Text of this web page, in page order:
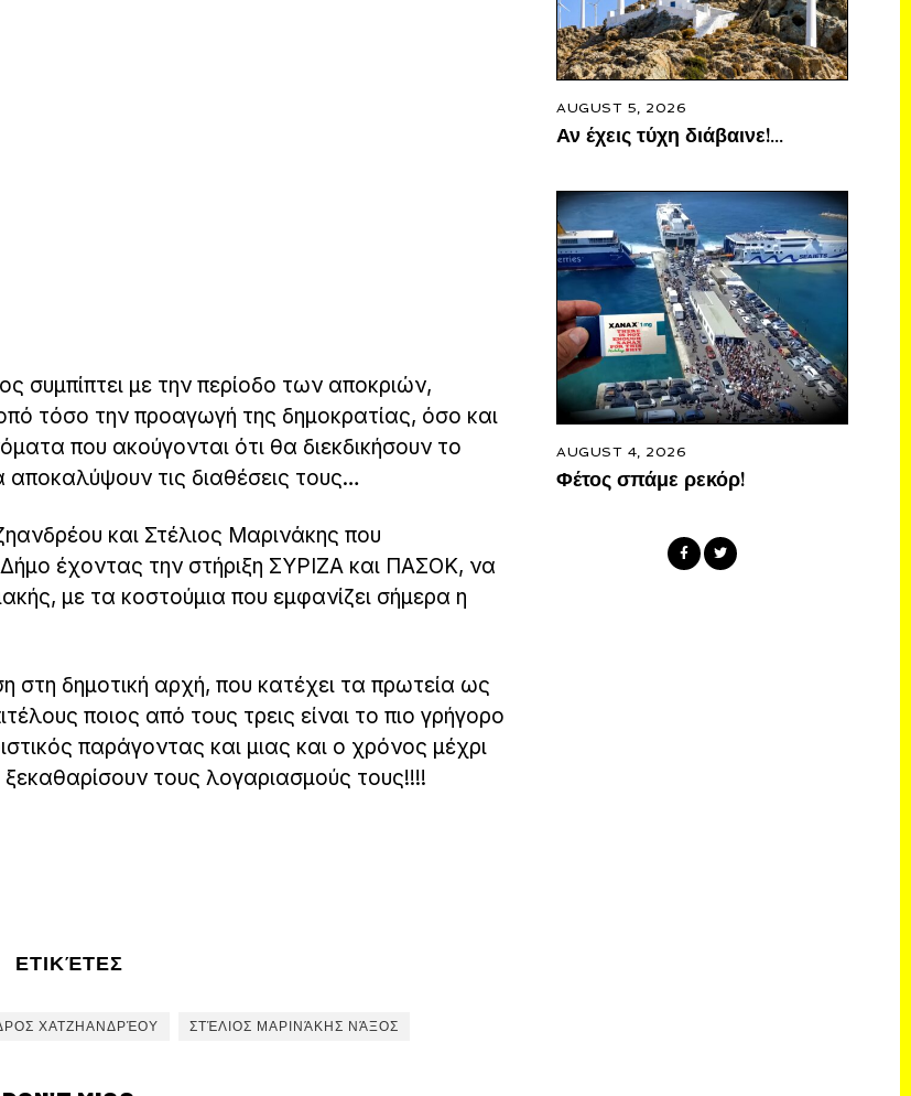
συμπίπτει με την περίοδο των αποκριών,
τόσο την προαγωγή της δημοκρατίας, όσο και
που ακούγονται ότι θα διεκδικήσουν το
τις διαθέσεις τους…
και Στέλιος Μαρινάκης που
Δήμο έχοντας την στήριξη ΣΥΡΙΖΑ και ΠΑΣΟΚ, να
με τα κοστούμια που εμφανίζει σήμερα η
στη δημοτική αρχή, που κατέχει τα πρωτεία ως
ποιος από τους τρεις είναι το πιο γρήγορο
παράγοντας και μιας και ο χρόνος μέχρι
ξεκαθαρίσουν τους λογαριασμούς τους!!!!
ΕΤΙΚΈΤΕΣ
ΧΑΤΖΗΑΝΔΡΈΟΥ ΣΤΈΛΙΟΣ ΜΑΡΙΝΆΚΗΣ ΝΆΞΟΣ
AUGUST 5, 2026
Αν έχεις τύχη διάβαινε!…
AUGUST 4, 2026
Φέτος σπάμε ρεκόρ!